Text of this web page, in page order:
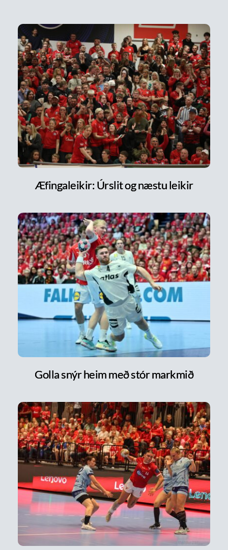
Æfingaleikir: Úrslit og næstu leikir
Golla snýr heim með stór markmið